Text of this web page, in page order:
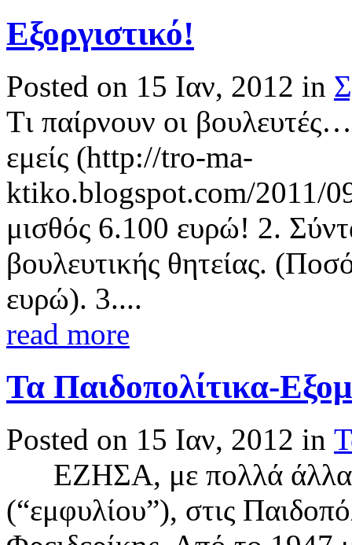
Εξοργιστικό!
Posted on 15 Ιαν, 2012 in
Tι παίρνουν οι
εμείς (http://tro-ma-
ktiko.blogspot.com/2011/
μισθός 6.100 ευρώ! 2.
βουλευτικής θητείας.
ευρώ). 3....
read more
Τα Παιδοπολίτικα-
Posted on 15 Ιαν, 2012 in
ΕΖΗΣΑ, με πολλά άλλα
(“εμφυλίου”), στις